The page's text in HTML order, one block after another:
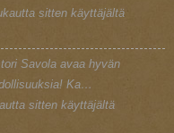
sitten käyttäjältä
Savola avaa hyvän
Ka…
sitten käyttäjältä